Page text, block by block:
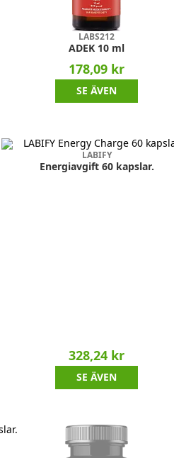
LABS212
ADEK 10 ml
178,09 kr
SE ÄVEN
LABIFY
Energiavgift 60 kapslar.
328,24 kr
SE ÄVEN